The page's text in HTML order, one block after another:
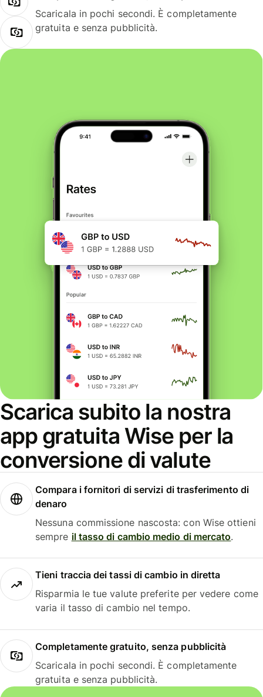
Scaricala in pochi secondi. È completamente
gratuita e senza pubblicità.
Scarica subito la nostra
app gratuita Wise per la
conversione di valute
Compara i fornitori di servizi di trasferimento di
denaro
Nessuna commissione nascosta: con Wise ottieni
sempre il tasso di cambio medio di mercato.
Tieni traccia dei tassi di cambio in diretta
Risparmia le tue valute preferite per vedere come
varia il tasso di cambio nel tempo.
Completamente gratuito, senza pubblicità
Scaricala in pochi secondi. È completamente
gratuita e senza pubblicità.